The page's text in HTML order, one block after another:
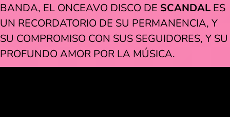
BANDA, EL ONCEAVO DISCO DE SCANDAL ES
UN RECORDATORIO DE SU PERMANENCIA, Y
SU COMPROMISO CON SUS SEGUIDORES, Y SU
PROFUNDO AMOR POR LA MÚSICA.